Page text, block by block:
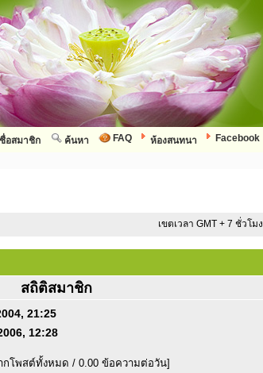
Facebook
ห้องสนทนา
FAQ
ค้นหา
อสมาชิก
เขตเวลา GMT + 7 ชั่วโมง
สถิติสมาชิก
21:25
12:28
กโพสต์ทั้งหมด / 0.00 ข้อความต่อวัน]